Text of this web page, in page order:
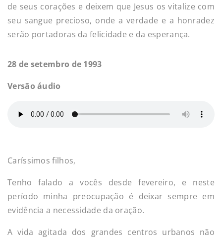
de seus corações e deixem que Jesus os vitalize com
seu sangue precioso, onde a verdade e a honradez
serão portadoras da felicidade e da esperança.
28 de setembro de 1993
Versão áudio
Caríssimos filhos,
Tenho falado a vocês desde fevereiro, e neste
período minha preocupação é deixar sempre em
evidência a necessidade da oração.
A vida agitada dos grandes centros urbanos não